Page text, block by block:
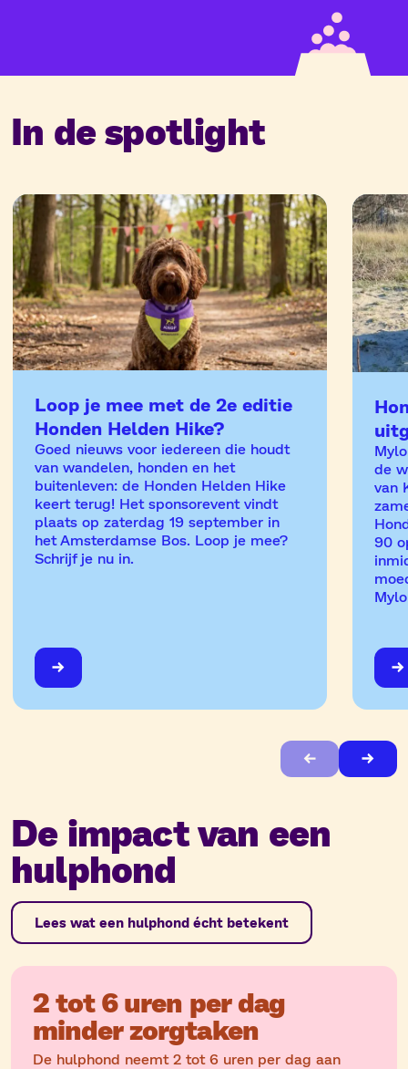
In de spotlight
Loop je mee met de 2e editie
Honden Helden Hike?
Goed nieuws voor iedereen die houdt
van wandelen, honden en het
buitenleven: de Honden Helden Hike
keert terug! Het sponsorevent vindt
plaats op zaterdag 19 september in
het Amsterdamse Bos. Loop je mee?
Schrijf je nu in.
de
van
90
De impact van een
hulphond
Lees wat een hulphond écht betekent
2 tot 6 uren per dag
minder zorgtaken
De hulphond neemt 2 tot 6 uren per dag aan